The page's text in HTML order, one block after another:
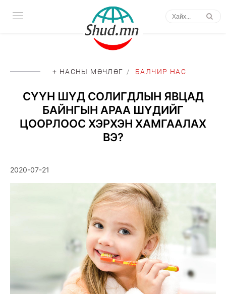
+ НАСНЫ МӨЧЛӨГ / БАЛЧИР НАС
СҮҮН ШҮД СОЛИГДЛЫН ЯВЦАД
БАЙНГЫН АРАА ШҮДИЙГ
ЦООРЛООС ХЭРХЭН ХАМГААЛАХ
ВЭ?
2020-07-21